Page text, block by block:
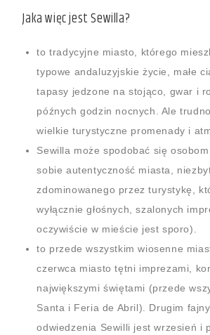
Jaka więc jest Sewilla?
to tradycyjne miasto, którego
typowe andaluzyjskie życie, małe
tapasy jedzone na stojąco, gwar i
późnych godzin nocnych. Ale
wielkie turystyczne promenady i
Sewilla może spodobać się
sobie autentyczność miasta,
zdominowanego przez turystykę,
wyłącznie głośnych, szalonych
oczywiście w mieście jest sporo).
to przede wszystkim wiosenne
czerwca miasto tętni imprezami,
największymi świętami (przede
Santa i Feria de Abril). Drugim
odwiedzenia Sewilli jest wrzesień i